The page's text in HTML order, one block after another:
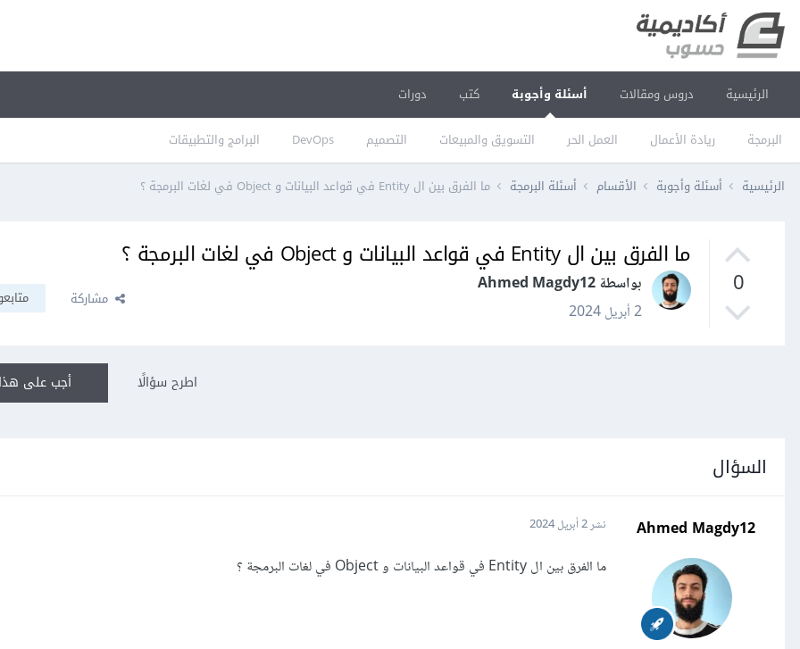
الرئيسية دروس ومقالات أسئلة وأجوبة
البرمجة ريادة الأعمال العمل الحر التسويق والمبيعات التصميم DevOps البرامج والتطبيقات
كتب دورات
الرئيسية أسئلة وأجوبة الأقسام أسئلة البرمجة ما الفرق بين ال Entity في قواعد البيانات و Object في لغات البرمجة ؟
0
ما الفرق بين ال Entity في قواعد البيانات و Object في لغات البرمجة ؟
بواسطة Ahmed Magdy12
2 أبريل 2024
مشاركة
أجب على اطرح سؤالًا
السؤال
Ahmed Magdy12 نشر2 أبريل 2024
ما الفرق بين ال Entity في قواعد البيانات و Object في لغات البرمجة ؟